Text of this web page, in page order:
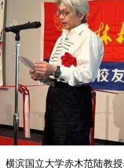
、横滨国立大学赤木范陆教